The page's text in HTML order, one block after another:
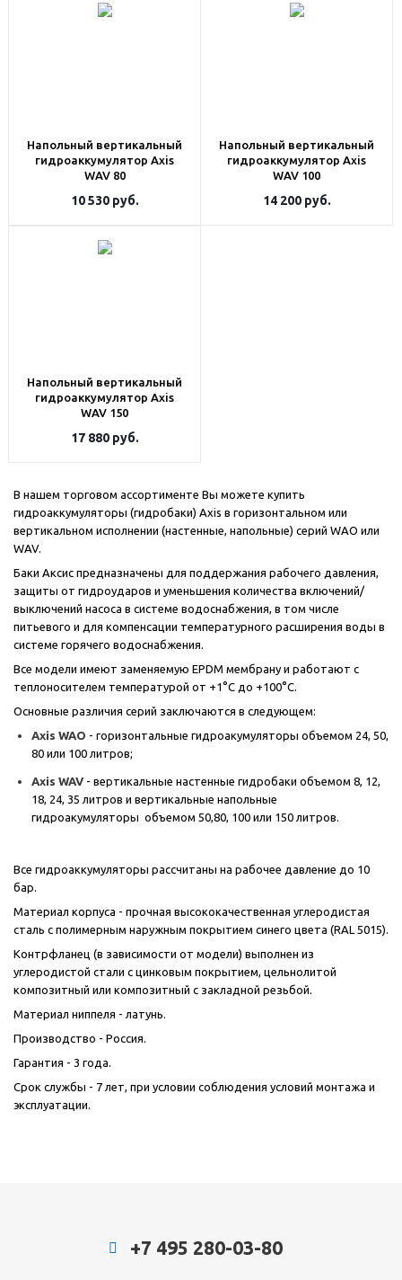
Напольный вертикальный
гидроаккумулятор Axis
WAV 80
10 530руб.
Напольный вертикальный
гидроаккумулятор Axis
WAV 100
14 200руб.
Напольный вертикальный
гидроаккумулятор Axis
WAV 150
17 880руб.
В нашем торговом ассортименте Вы можете купить
гидроаккумуляторы (гидробаки) Axis в горизонтальном или
вертикальном исполнении (настенные, напольные) серий WAO или
WAV.
Баки Аксис предназначены для поддержания рабочего давления,
защиты от гидроударов и уменьшения количества включений/
выключений насоса в системе водоснабжения, в том числе
питьевого и для компенсации температурного расширения воды в
системе горячего водоснабжения.
Все модели имеют заменяемую EPDM мембрану и работают с
теплоносителем температурой от +1°C до +100°C.
Основные различия серий заключаются в следующем:
Axis WAO - горизонтальные гидроакумуляторы объемом 24, 50,
80 или 100 литров;
Axis WAV - вертикальные настенные гидробаки объемом 8, 12,
18, 24, 35 литров и вертикальные напольные
гидроакумуляторы объемом 50,80, 100 или 150 литров.
Все гидроаккумуляторы рассчитаны на рабочее давление до 10
бар.
Материал корпуса - прочная высококачественная углеродистая
сталь с полимерным наружным покрытием синего цвета (RAL 5015).
Контрфланец (в зависимости от модели) выполнен из
углеродистой стали с цинковым покрытием, цельнолитой
композитный или композитный с закладной резьбой.
Материал ниппеля - латунь.
Производство - Россия.
Гарантия - 3 года.
Срок службы - 7 лет, при условии соблюдения условий монтажа и
эксплуатации.
+7 495 280-03-80